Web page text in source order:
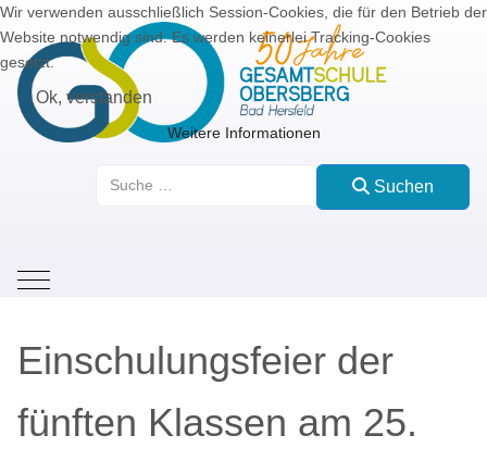
Suchen
Mobile Menu Toggle
Einschulungsfeier der
fünften Klassen am 25.
Wir verwenden ausschließlich Session-Cookies, die für den Betrieb der
Website notwendig sind. Es werden keinerlei Tracking-Cookies
gesetzt.
Ok, verstanden
Weitere Informationen